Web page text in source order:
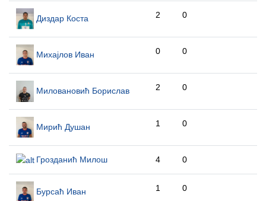
Диздар Коста 2 0
Михајлов Иван 0 0
Миловановић Борислав 2 0
Мирић Душан 1 0
Грозданић Милош 4 0
Бурсаћ Иван 1 0